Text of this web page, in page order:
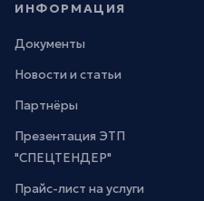
ИНФОРМАЦИЯ
Документы
Новости и статьи
Партнёры
Презентация ЭТП
"СПЕЦТЕНДЕР"
Прайс-лист на услуги